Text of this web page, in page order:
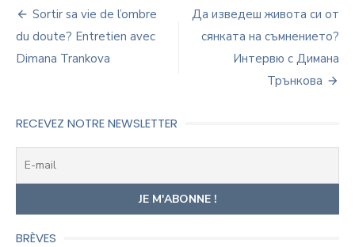
Navigation
de
l’article
Sortir sa vie de l’ombre
du doute? Entretien avec
Dimana Trankova
Да изведеш живота си от
сянката на съмнението?
Интервю с Димана
Трънкова
RECEVEZ NOTRE NEWSLETTER
BRÈVES